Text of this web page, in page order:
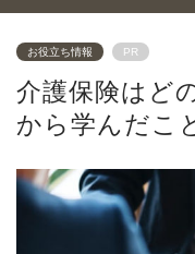
お役立ち情報 PR
介護保険はど
から学んだこ